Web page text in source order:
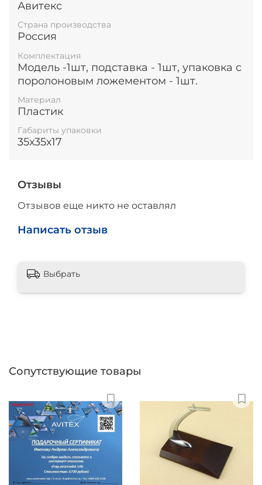
Авитекс
Страна производства
Россия
Комплектация
Модель -1шт, подставка - 1шт, упаковка с
поролоновым ложементом - 1шт.
Материал
Пластик
Габариты упаковки
35х35х17
Отзывы
Отзывов еще никто не оставлял
Написать отзыв
Выбрать
Сопутствующие товары